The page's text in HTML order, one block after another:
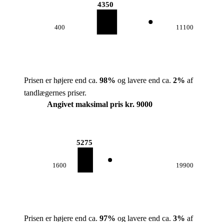
400
4350
11100
Prisen er højere end ca. 98% og lavere end ca. 2% af
tandlægernes priser.
Angivet maksimal pris kr. 9000
1600
5275
19900
Prisen er højere end ca. 97% og lavere end ca. 3% af